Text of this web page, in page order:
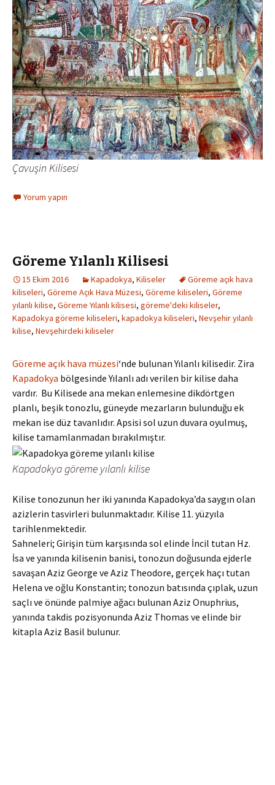
Çavuşin Kilisesi
Yorum yapın
Göreme Yılanlı Kilisesi
15 Ekim 2016 Kapadokya, Kiliseler
Göreme açık hava
kiliseleri, Göreme Açık Hava Müzesi, Göreme kiliseleri, Göreme
yılanlı kilise, Göreme Yılanlı kilisesi, göreme'deki kiliseler,
Kapadokya göreme kiliseleri, kapadokya kiliseleri, Nevşehir yılanlı
kilise, Nevşehirdeki kiliseler
Göreme açık hava müzesi‘nde bulunan Yılanlı kilisedir. Zira
Kapadokya bölgesinde Yılanlı adı verilen bir kilise daha
vardır. Bu Kilisede ana mekan enlemesine dikdörtgen
planlı, beşik tonozlu, güneyde mezarların bulunduğu ek
mekan ise düz tavanlıdır. Apsisi sol uzun duvara oyulmuş,
kilise tamamlanmadan bırakılmıştır.
Kapadokya göreme yılanlı kilise
Kilise tonozunun her iki yanında Kapadokya’da saygın olan
azizlerin tasvirleri bulunmaktadır. Kilise 11. yüzyıla
tarihlenmektedir.
Sahneleri; Girişin tüm karşısında sol elinde İncil tutan Hz.
İsa ve yanında kilisenin banisi, tonozun doğusunda ejderle
savaşan Aziz George ve Aziz Theodore, gerçek haçı tutan
Helena ve oğlu Konstantin; tonozun batısında çıplak, uzun
saçlı ve önünde palmiye ağacı bulunan Aziz Onuphrius,
yanında takdis pozisyonunda Aziz Thomas ve elinde bir
kitapla Aziz Basil bulunur.